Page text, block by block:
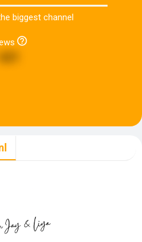
biggest channel